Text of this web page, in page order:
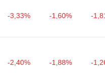
-3,33% -1,60% -
-2,40% -1,88% -